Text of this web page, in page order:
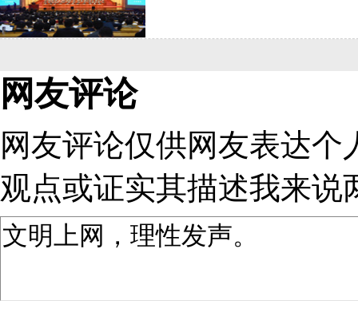
网友评论
网友评论仅供网友表达
观点或证实其描述我来说